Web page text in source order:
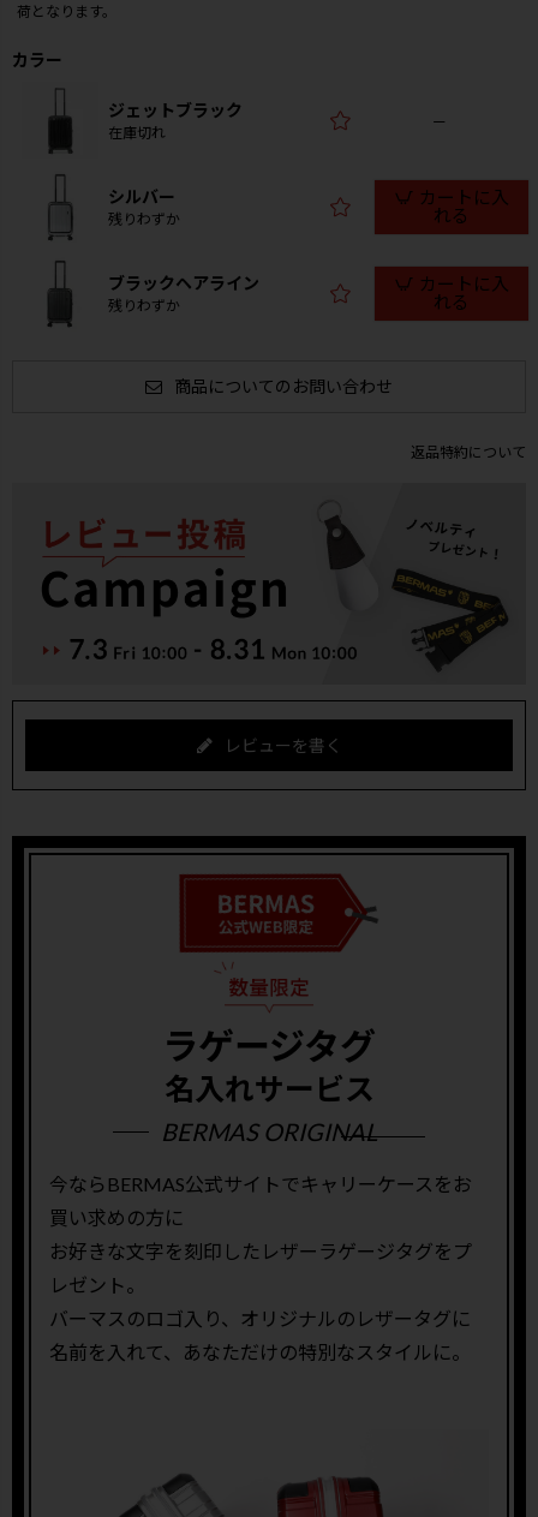
荷となります。
カラー
ジェットブラック
在庫切れ
—
シルバー
残りわずか
カートに入
れる
ブラックヘアライン
残りわずか
カートに入
れる
商品についてのお問い合わせ
返品特約について
レビューを書く
ラゲージタグ
名入れサービス
BERMAS ORIGINAL
今ならBERMAS公式サイトでキャリーケースをお
買い求めの方に
お好きな文字を刻印したレザーラゲージタグをプ
レゼント。
バーマスのロゴ入り、オリジナルのレザータグに
名前を入れて、あなただけの特別なスタイルに。